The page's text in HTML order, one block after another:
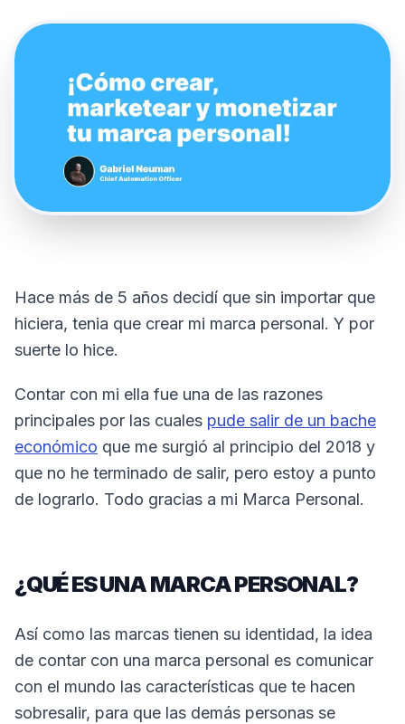
Hace más de 5 años decidí que sin importar que
hiciera, tenia que crear mi marca personal. Y por
suerte lo hice.
Contar con mi ella fue una de las razones
principales por las cuales pude salir de un bache
económico que me surgió al principio del 2018 y
que no he terminado de salir, pero estoy a punto
de lograrlo. Todo gracias a mi Marca Personal.
¿QUÉ ES UNA MARCA PERSONAL?
Así como las marcas tienen su identidad, la idea
de contar con una marca personal es comunicar
con el mundo las características que te hacen
sobresalir, para que las demás personas se